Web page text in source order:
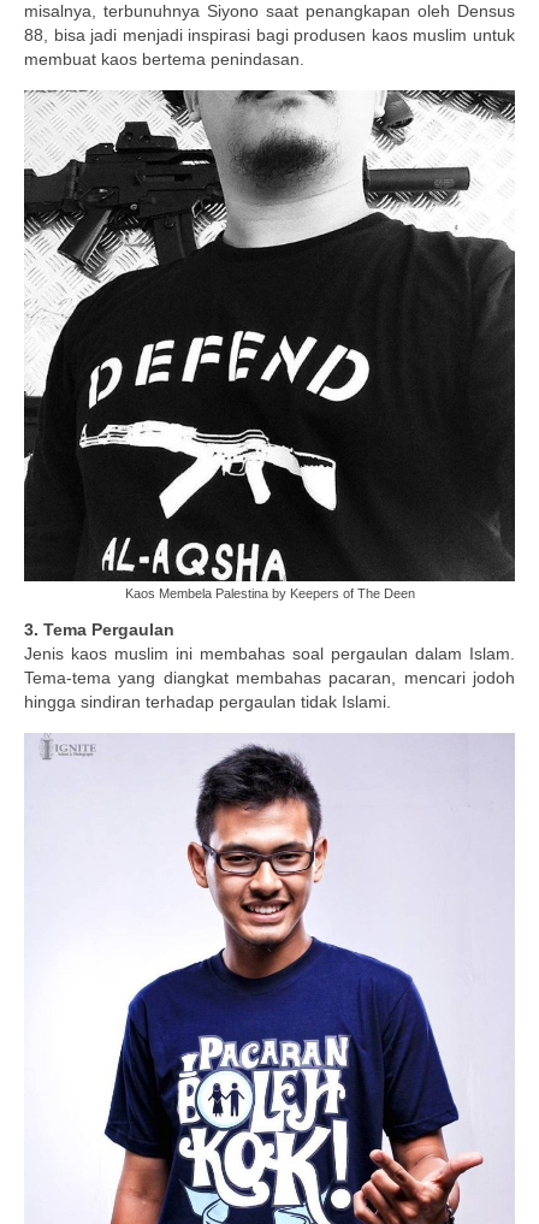
misalnya, terbunuhnya Siyono saat penangkapan oleh Densus
88, bisa jadi menjadi inspirasi bagi produsen kaos muslim untuk
membuat kaos bertema penindasan.
Kaos Membela Palestina by Keepers of The Deen
3. Tema Pergaulan
Jenis kaos muslim ini membahas soal pergaulan dalam Islam.
Tema-tema yang diangkat membahas pacaran, mencari jodoh
hingga sindiran terhadap pergaulan tidak Islami.